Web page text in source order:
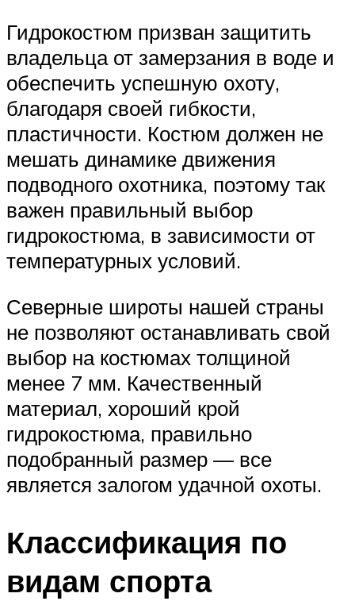
Гидрокостюм призван защитить
владельца от замерзания в воде и
обеспечить успешную охоту,
благодаря своей гибкости,
пластичности. Костюм должен не
мешать динамике движения
подводного охотника, поэтому так
важен правильный выбор
гидрокостюма, в зависимости от
температурных условий.
Северные широты нашей страны
не позволяют останавливать свой
выбор на костюмах толщиной
менее 7 мм. Качественный
материал, хороший крой
гидрокостюма, правильно
подобранный размер — все
является залогом удачной охоты.
Классификация по
видам спорта